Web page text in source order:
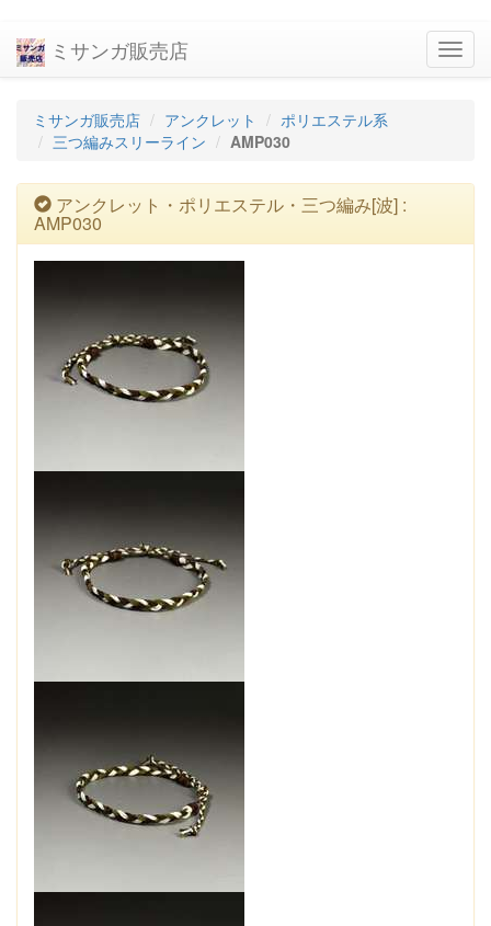
ミサンガ販売店
ミサンガ販売店 アンクレット
ポリエステル系
三つ編みスリーライン
AMP030
アンクレット・ポリエステル・三つ編み[波] :
AMP030